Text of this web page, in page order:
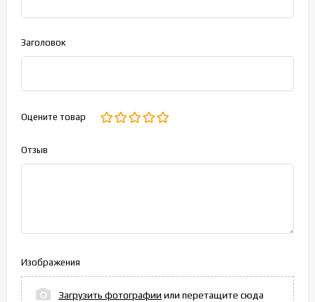
Заголовок
Оцените товар
Отзыв
Изображения
Загрузить фотографии или перетащите сюда